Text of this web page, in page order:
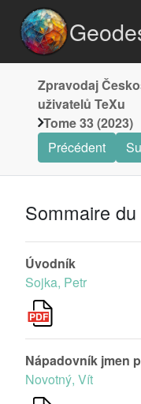
Zpravodaj
uživatelů TeXu
Tome 33 (2023)
Précédent
Sommaire du
Úvodník
Sojka, Petr
Nápadovník jmen
Novotný, Vít